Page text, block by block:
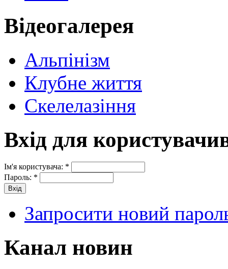
Відеогалерея
Альпінізм
Клубне життя
Скелелазіння
Вхід для
Ім'я користувача: *
Пароль: *
Запросити новий
Канал новин